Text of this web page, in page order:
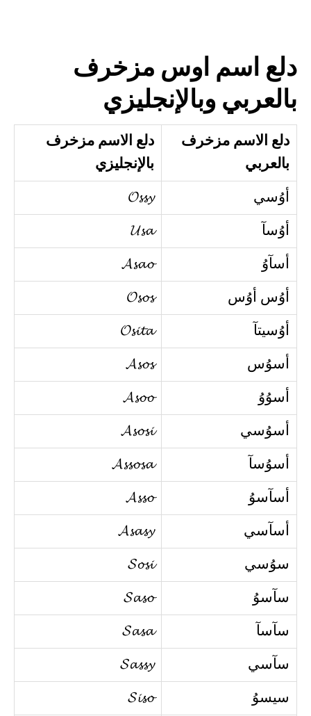
دلع اسم اوس مزخرف
بالعربي وبالإنجليزي
دلع الاسم مزخرف
بالعربي
دلع الاسم مزخرف
بالإنجليزي
أوُسي 𝓞𝓼𝓼𝔂
أوُسآ 𝓤𝓼𝓪
أسآوُ 𝓐𝓼𝓪𝓸
أوُس أوُس 𝓞𝓼𝓸𝓼
أوُسيتآ 𝓞𝓼𝓲𝓽𝓪
أسوُس 𝓐𝓼𝓸𝓼
أسوُوُ 𝓐𝓼𝓸𝓸
أسوُسي 𝓐𝓼𝓸𝓼𝓲
أسوُسآ 𝓐𝓼𝓼𝓸𝓼𝓪
أسآسوُ 𝓐𝓼𝓼𝓸
أسآسي 𝓐𝓼𝓪𝓼𝔂
سوُسي 𝓢𝓸𝓼𝓲
سآسوُ 𝓢𝓪𝓼𝓸
سآسآ 𝓢𝓪𝓼𝓪
سآسي 𝓢𝓪𝓼𝓼𝔂
سيسوُ 𝓢𝓲𝓼𝓸